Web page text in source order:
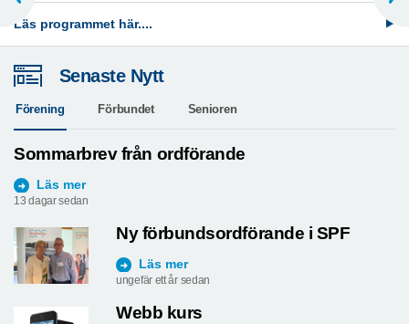
Läs programmet här....
Senaste Nytt
Förening Förbundet Senioren
Sommarbrev från ordförande
Läs mer
13 dagar sedan
Ny förbundsordförande i SPF
Läs mer
ungefär ett år sedan
Webb kurs